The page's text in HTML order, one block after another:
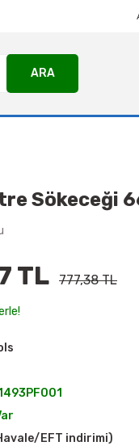
ARA
Sökeceği
TL 777,38 TL
EFT indirimi)